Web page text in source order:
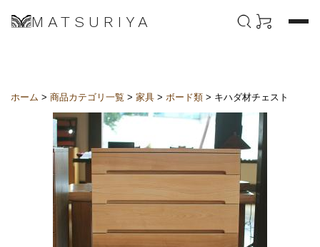
MATSURIYA
ホーム > 商品カテゴリ一覧 > 家具 > ボード類 > キハダ材チェスト